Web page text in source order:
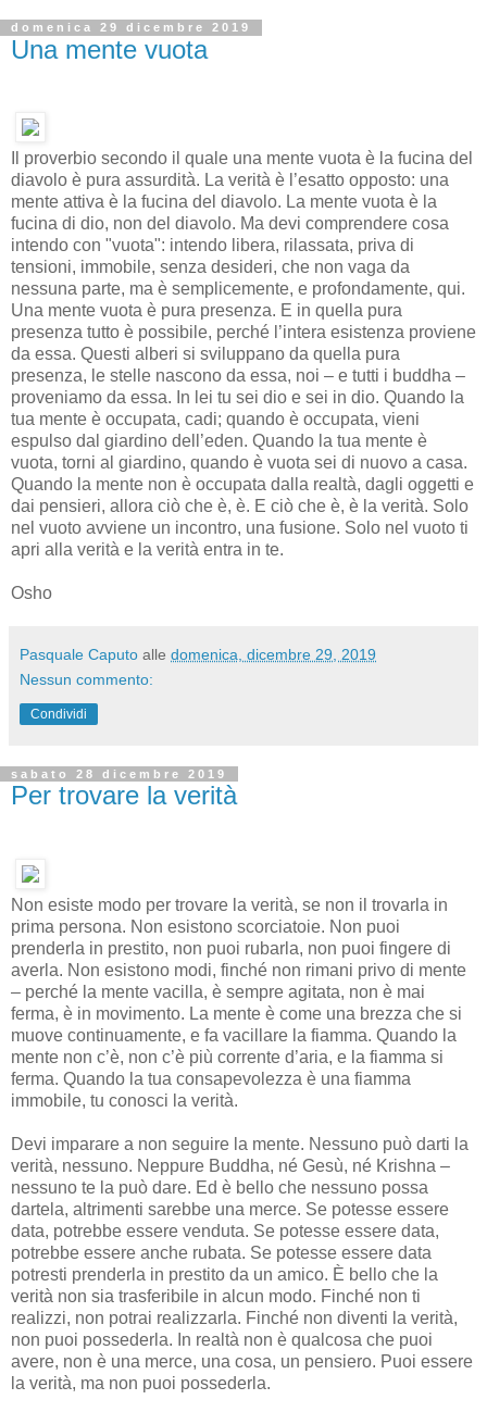
domenica 29 dicembre 2019
Una mente vuota
Il proverbio secondo il quale una mente vuota è la fucina del
diavolo è pura assurdità. La verità è l’esatto opposto: una
mente attiva è la fucina del diavolo. La mente vuota è la
fucina di dio, non del diavolo. Ma devi comprendere cosa
intendo con "vuota": intendo libera, rilassata, priva di
tensioni, immobile, senza desideri, che non vaga da
nessuna parte, ma è semplicemente, e profondamente, qui.
Una mente vuota è pura presenza. E in quella pura
presenza tutto è possibile, perché l’intera esistenza proviene
da essa. Questi alberi si sviluppano da quella pura
presenza, le stelle nascono da essa, noi – e tutti i buddha –
proveniamo da essa. In lei tu sei dio e sei in dio. Quando la
tua mente è occupata, cadi; quando è occupata, vieni
espulso dal giardino dell’eden. Quando la tua mente è
vuota, torni al giardino, quando è vuota sei di nuovo a casa.
Quando la mente non è occupata dalla realtà, dagli oggetti e
dai pensieri, allora ciò che è, è. E ciò che è, è la verità. Solo
nel vuoto avviene un incontro, una fusione. Solo nel vuoto ti
apri alla verità e la verità entra in te.
Osho
Pasquale Caputo alle domenica, dicembre 29, 2019
Nessun commento:
Condividi
sabato 28 dicembre 2019
Per trovare la verità
Non esiste modo per trovare la verità, se non il trovarla in
prima persona. Non esistono scorciatoie. Non puoi
prenderla in prestito, non puoi rubarla, non puoi fingere di
averla. Non esistono modi, finché non rimani privo di mente
– perché la mente vacilla, è sempre agitata, non è mai
ferma, è in movimento. La mente è come una brezza che si
muove continuamente, e fa vacillare la fiamma. Quando la
mente non c’è, non c’è più corrente d’aria, e la fiamma si
ferma. Quando la tua consapevolezza è una fiamma
immobile, tu conosci la verità.
Devi imparare a non seguire la mente. Nessuno può darti la
verità, nessuno. Neppure Buddha, né Gesù, né Krishna –
nessuno te la può dare. Ed è bello che nessuno possa
dartela, altrimenti sarebbe una merce. Se potesse essere
data, potrebbe essere venduta. Se potesse essere data,
potrebbe essere anche rubata. Se potesse essere data
potresti prenderla in prestito da un amico. È bello che la
verità non sia trasferibile in alcun modo. Finché non ti
realizzi, non potrai realizzarla. Finché non diventi la verità,
non puoi possederla. In realtà non è qualcosa che puoi
avere, non è una merce, una cosa, un pensiero. Puoi essere
la verità, ma non puoi possederla.